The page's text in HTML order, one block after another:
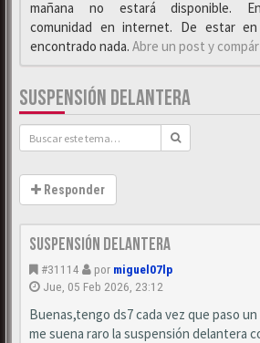
mañana no estará disponible.
comunidad en internet. De estar
encontrado nada. Abre un post y
SUSPENSIÓN DELANTERA
Responder
Suspensión delantera
#31114 por miguel07lp
Jue, 05 Feb 2026, 23:12
Buenas,tengo ds7 cada vez que paso
me suena raro la suspensión delantera